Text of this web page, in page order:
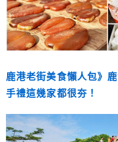
鹿港老街美食懶人包》
手禮這幾家都很夯！